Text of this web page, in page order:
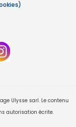
Ulysse sarl. Le contenu
autorisation écrite.